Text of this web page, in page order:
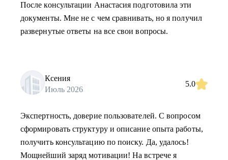
После консультации Анастасия подготовила эти
документы. Мне не с чем сравнивать, но я получил
развернутые ответы на все свои вопросы.
Ксения
Июль 2026
5.0
Экспертность, доверие пользователей. С вопросом
сформировать структуру и описание опыта работы,
получить консультацию по поиску. Да, удалось!
Мощнейший заряд мотивации! На встрече я